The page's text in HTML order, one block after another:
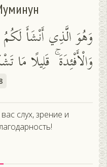
وَهُوَ الَّذِي أَنْشَأَ
وَالْأَفْئِدَةَ ۚ قَلِيلًا مَا
слух, зрение и